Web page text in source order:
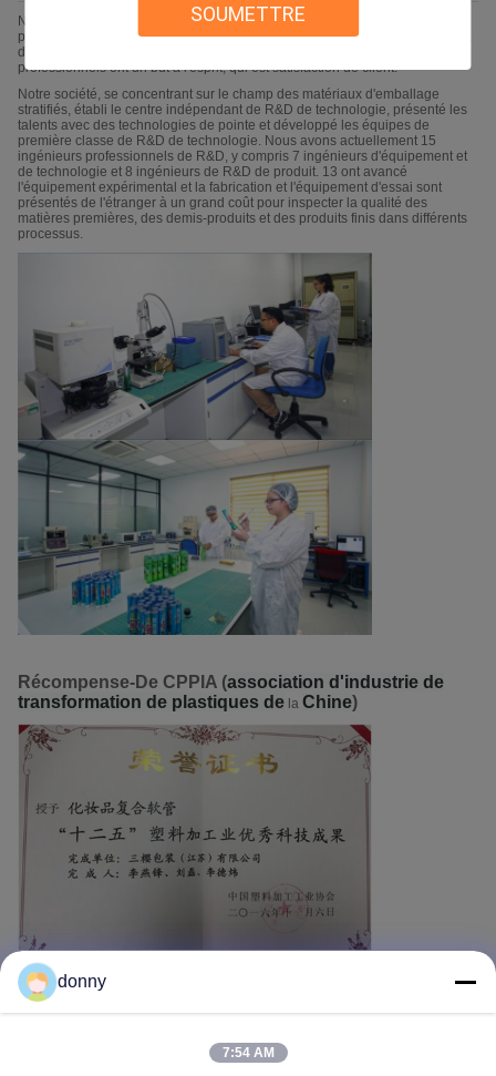
SOUMETTRE
Nous croyons qu'un grand produit est construit de l'expérience
professionnelle et des contributions des tous les employés. Depuis le début
de nouvelles relations de client à l'appui d'ongong, notre équipe de
professionnels ont un but à l'esprit, qui est satisfaction de client.
Notre société, se concentrant sur le champ des matériaux d'emballage
stratifiés, établi le centre indépendant de R&D de technologie, présenté les
talents avec des technologies de pointe et développé les équipes de
première classe de R&D de technologie. Nous avons actuellement 15
ingénieurs professionnels de R&D, y compris 7 ingénieurs d'équipement et
de technologie et 8 ingénieurs de R&D de produit. 13 ont avancé
l'équipement expérimental et la fabrication et l'équipement d'essai sont
présentés de l'étranger à un grand coût pour inspecter la qualité des
matières premières, des demis-produits et des produits finis dans différents
processus.
Récompense-De CPPIA (association d'industrie de
transformation de plastiques de la Chine)
donny
7:54 AM